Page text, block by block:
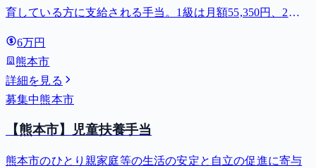
育している方に支給される手当。1級は月額55,350円、2級
6万円
熊本市
詳細を見る
募集中熊本市
【熊本市】児童扶養手当
熊本市のひとり親家庭等の生活の安定と自立の促進に寄与